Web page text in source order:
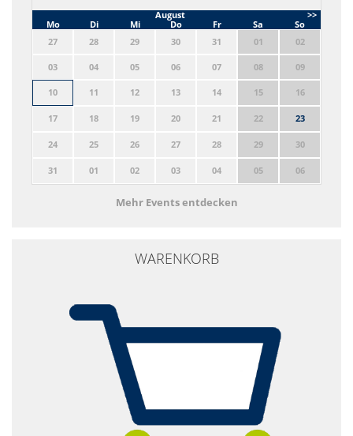
>>
August
Mo
Di Mi Do Fr Sa
So
27
28 29 30 31 01 02
03 04 05 06 07 08 09
10 11 12 13 14 15 16
17 18 19 20 21 22 23
24 25 26 27 28 29 30
31 01 02 03 04 05 06
Mehr Events entdecken
WARENKORB